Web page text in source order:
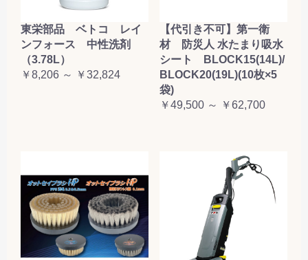
東栄部品 ベトコ レイ
ンフォース 中性洗剤
（3.78L）
￥8,206 ～ ￥32,824
【代引き不可】第一衛
材 防災人 水たまり吸水
シート BLOCK15(14L)/
BLOCK20(19L)(10枚×5
袋)
￥49,500 ～ ￥62,700